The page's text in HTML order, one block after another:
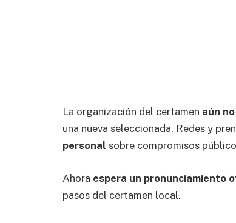
La organización del certamen aún
una nueva seleccionada. Redes y
personal sobre compromisos
Ahora espera un pronunciamiento
pasos del certamen local.